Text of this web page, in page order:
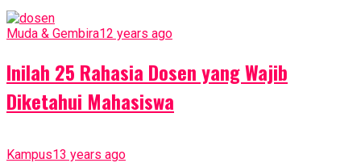
Muda & Gembira12 years ago
Inilah 25 Rahasia Dosen yang Wajib
Diketahui Mahasiswa
Kampus13 years ago